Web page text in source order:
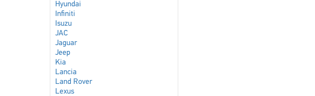
Hyundai
Infiniti
Isuzu
JAC
Jaguar
Jeep
Kia
Lancia
Land Rover
Lexus